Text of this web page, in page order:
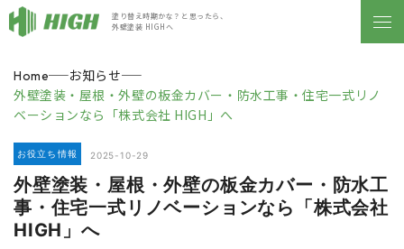
塗り替え時期かな？と思ったら、
外壁塗装 HIGHへ
Home
お知らせ
外壁塗装・屋根・外壁の板金カバー・防水工事・住宅一式リノ
ベーションなら「株式会社 HIGH」へ
お役立ち情報 2025-10-29
外壁塗装・屋根・外壁の板金カバー・防水工
事・住宅一式リノベーションなら「株式会社
HIGH」へ